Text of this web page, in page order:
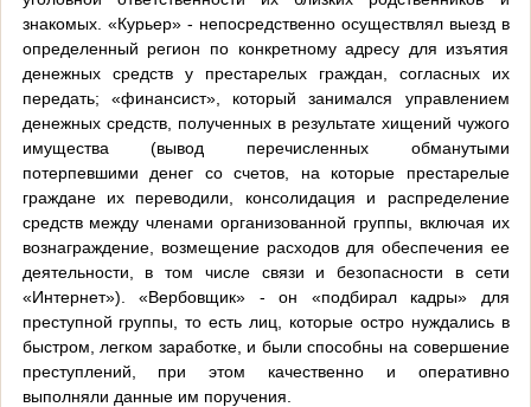
знакомых. «Курьер» - непосредственно осуществлял выезд в
определенный регион по конкретному адресу для изъятия
денежных средств у престарелых граждан, согласных их
передать; «финансист», который занимался управлением
денежных средств, полученных в результате хищений чужого
имущества (вывод перечисленных обманутыми
потерпевшими денег со счетов, на которые престарелые
граждане их переводили, консолидация и распределение
средств между членами организованной группы, включая их
вознаграждение, возмещение расходов для обеспечения ее
деятельности, в том числе связи и безопасности в сети
«Интернет»). «Вербовщик» - он «подбирал кадры» для
преступной группы, то есть лиц, которые остро нуждались в
быстром, легком заработке, и были способны на совершение
преступлений, при этом качественно и оперативно
выполняли данные им поручения.